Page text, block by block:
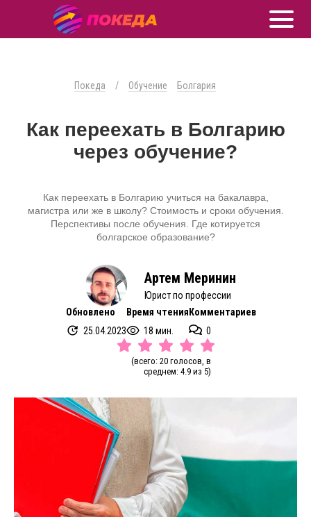
Покеда / Обучение Болгария
Как переехать в Болгарию
через обучение?
Как переехать в Болгарию учиться на бакалавра,
магистра или же в школу? Стоимость и сроки обучения.
Перспективы после обучения. Где котируется
болгарское образование?
Артем Меринин
Юрист по профессии
Обновлено
25.04.2023
Время чтения
18 мин.
Комментариев
0
(всего: 20 голосов, в
среднем: 4.9 из 5)